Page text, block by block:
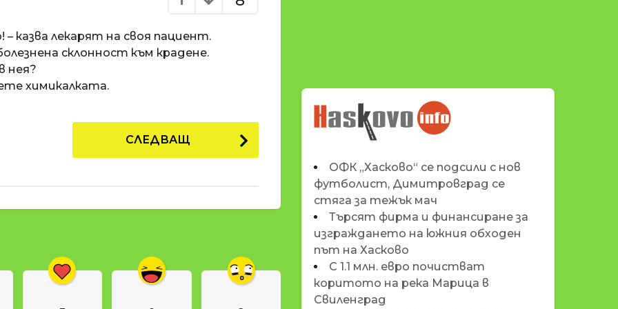
– казва лекарят на своя пациент.
склонност към крадене.
нея?
химикалката.
СЛЕДВАЩ
НОВИНИТЕ НА
HASKOVO.INFO
ОФК „Хасково“ се подсили с нов
футболист, Димитровград се
стяга за тежък мач
Търсят фирма и финансиране за
изграждането на южния обходен
път на Хасково
С 1.1 млн. евро почистват
коритото на река Марица в
Свиленград